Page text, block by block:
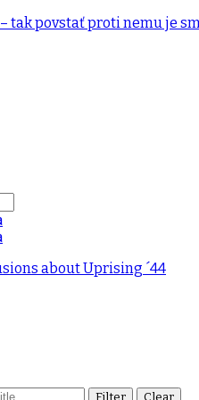
tak povstať proti nemu je
about Uprising ´44